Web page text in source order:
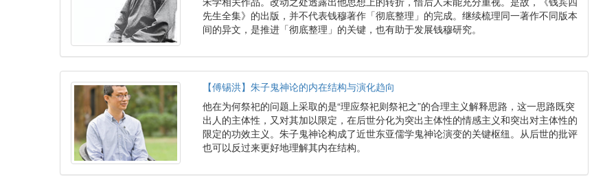
先生全集》的出版，并不代表钱穆著作「彻底整理」的完成。继续梳理同一著作不同版本
间的异文，是推进「彻底整理」的关键，也有助于发展钱穆研究。
【傅锡洪】朱子鬼神论的内在结构与演化趋向
他在为何祭祀的问题上采取的是“理应祭祀则祭祀之”的合理主义解释思路，这一思路既突
出人的主体性，又对其加以限定，在后世分化为突出主体性的情感主义和突出对主体性的
限定的功效主义。朱子鬼神论构成了近世东亚儒学鬼神论演变的关键枢纽。从后世的批评
也可以反过来更好地理解其内在结构。